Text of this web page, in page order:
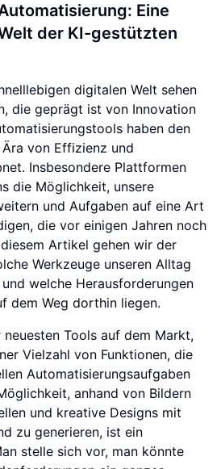
Eine
der KI-gestützten
digitalen Welt sehen
die geprägt ist von Innovation
haben den
von Effizienz und
Insbesondere Plattformen
die Möglichkeit, unsere
und Aufgaben auf eine Art
die vor einigen Jahren noch
Artikel gehen wir der
Werkzeuge unseren Alltag
welche Herausforderungen
dem Weg dorthin liegen.
neuesten Tools auf dem Markt,
Vielzahl von Funktionen, die
Automatisierungsaufgaben
anhand von Bildern
und kreative Designs mit
zu generieren, ist ein
stelle sich vor, man könnte